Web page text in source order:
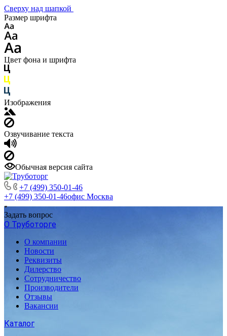
Сверху над шапкой
Размер шрифта
Цвет фона и шрифта
Изображения
Озвучивание текста
Обычная версия сайта
+7 (499) 350-01-46
+7 (499) 350-01-46офис Москва
Задать вопрос
О Труботорге
О компании
Новости
Реквизиты
Дилерство
Сотрудничество
Производители
Отзывы
Вакансии
Каталог